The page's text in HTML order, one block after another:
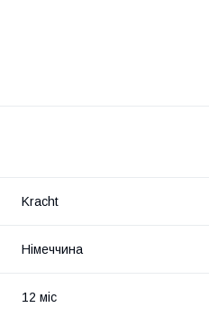
Kracht
Німеччина
12 міс